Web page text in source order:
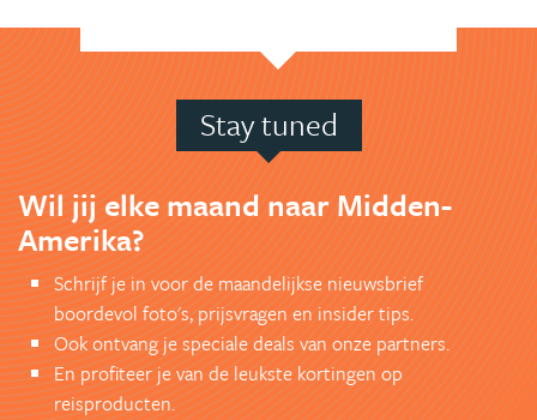
Stay tuned
Wil jij elke maand naar Midden-
Amerika?
Schrijf je in voor de maandelijkse nieuwsbrief
boordevol foto's, prijsvragen en insider tips.
Ook ontvang je speciale deals van onze partners.
En profiteer je van de leukste kortingen op
reisproducten.